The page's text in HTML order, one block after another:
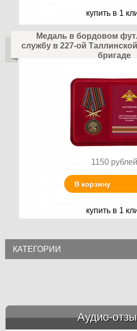
купить в 1
Медаль в бордовом
службу в 227-ой
бригаде
1150 рублей
В корзину
купить в 1
КАТЕГОРИИ
Аудио-